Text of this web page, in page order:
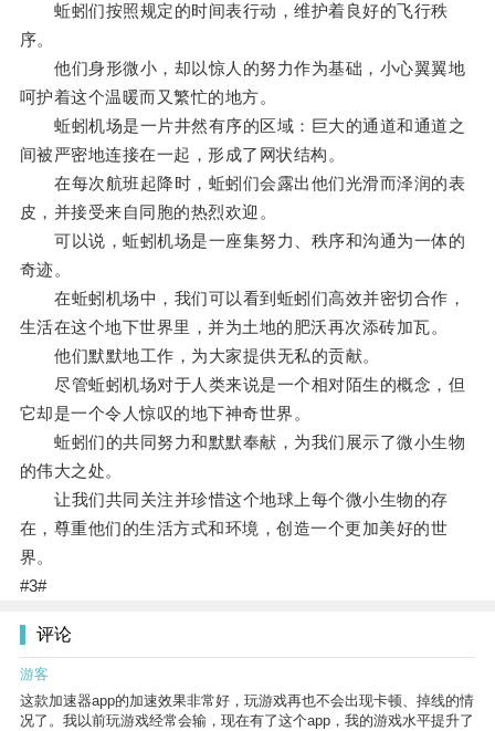
蚯蚓们按照规定的时间表行动，维护着良好的飞行秩
序。
他们身形微小，却以惊人的努力作为基础，小心翼翼地
呵护着这个温暖而又繁忙的地方。
蚯蚓机场是一片井然有序的区域：巨大的通道和通道之
间被严密地连接在一起，形成了网状结构。
在每次航班起降时，蚯蚓们会露出他们光滑而泽润的表
皮，并接受来自同胞的热烈欢迎。
可以说，蚯蚓机场是一座集努力、秩序和沟通为一体的
奇迹。
在蚯蚓机场中，我们可以看到蚯蚓们高效并密切合作，
生活在这个地下世界里，并为土地的肥沃再次添砖加瓦。
他们默默地工作，为大家提供无私的贡献。
尽管蚯蚓机场对于人类来说是一个相对陌生的概念，但
它却是一个令人惊叹的地下神奇世界。
蚯蚓们的共同努力和默默奉献，为我们展示了微小生物
的伟大之处。
让我们共同关注并珍惜这个地球上每个微小生物的存
在，尊重他们的生活方式和环境，创造一个更加美好的世
界。
#3#
评论
游客
这款加速器app的加速效果非常好，玩游戏再也不会出现卡顿、掉线的情
况了。我以前玩游戏经常会输，现在有了这个app，我的游戏水平提升了